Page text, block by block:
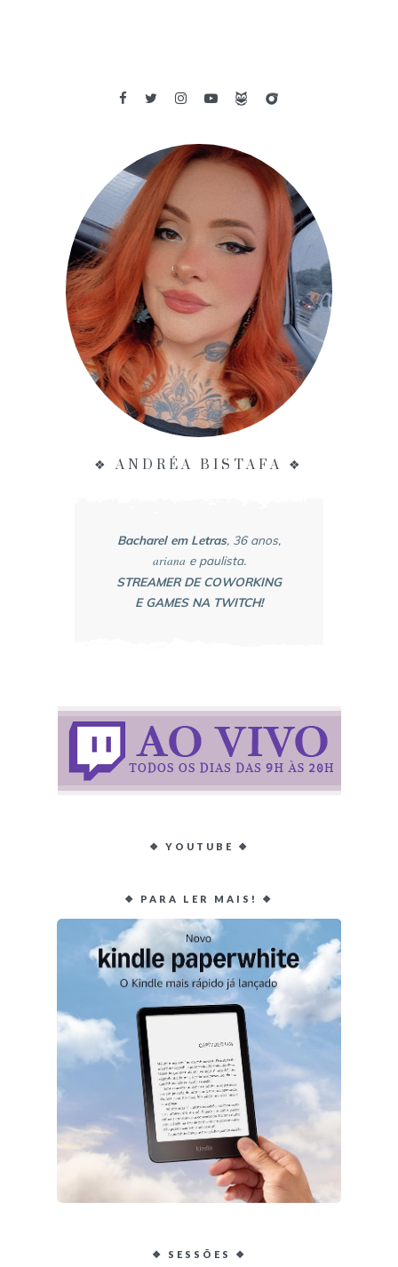
❖ ANDRÉA BISTAFA ❖
Bacharel em Letras, 36 anos,
arianae paulista.
STREAMER DE COWORKING
E GAMES NA TWITCH!
❖ YOUTUBE ❖
❖ PARA LER MAIS! ❖
❖ SESSÕES ❖